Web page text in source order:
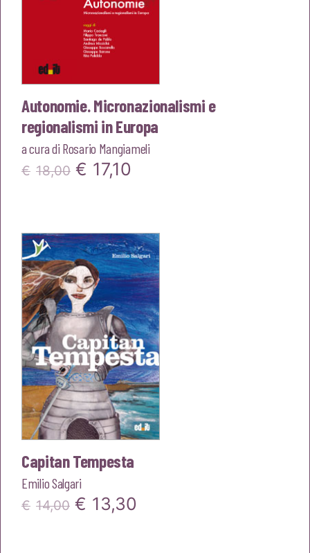
Autonomie. Micronazionalismi e
regionalismi in Europa
a cura di Rosario Mangiameli
€ 18,00 Il
era:
€18,00.
€ 17,10
è:
€17,10.
Capitan Tempesta
Emilio Salgari
€ 14,00 Il
€ 13,30